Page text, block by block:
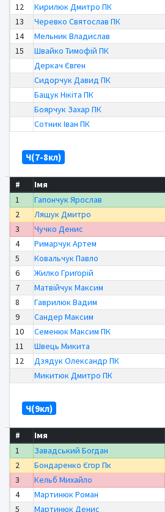
12
Кирилюк Дмитро ПК
13
Черевко Святослав ПК
14
Мельник Владислав
15
Швайко Тимофій ПК
Деркач Євген
Сидорчук Давид ПК
Бащук Нікіта ПК
Боярчук Захар ПК
Сотник Іван ПК
Ч(7-8кл)
# Імя
1
Гапончук Ярослав
2
Ляшук Дмитро
3
Чучко Денис
4
Римарчук Артем
5
Ковальчук Павло
6
Жилко Григорій
7
Матвійчук Максим
8
Гаврилюк Вадим
9
Сандер Максим
10
Семенюк Максим ПК
11
Швець Микита
12
Дзядук Олександр ПК
Микитюк Дмитро ПК
Ч(9кл)
# Імя
1
Завадський Богдан
2
Бондаренко Єгор Пк
3
Кельб Михайло
4
Мартинюк Роман
5
Мартинюк Денис